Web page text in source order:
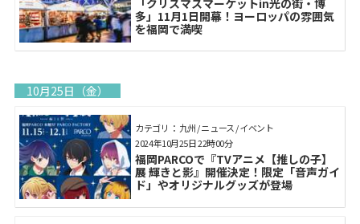
多」11月1日開幕！ヨーロッパの雰囲気
を福岡で満喫
10月25日（金）
カテゴリ： 九州 / ニュース / イベント
福岡PARCOで『TVアニメ【推しの子】
展 輝きと影』開催決定！限定「音声ガイ
ド」やオリジナルグッズが登場
2024年10月25日 22時00分